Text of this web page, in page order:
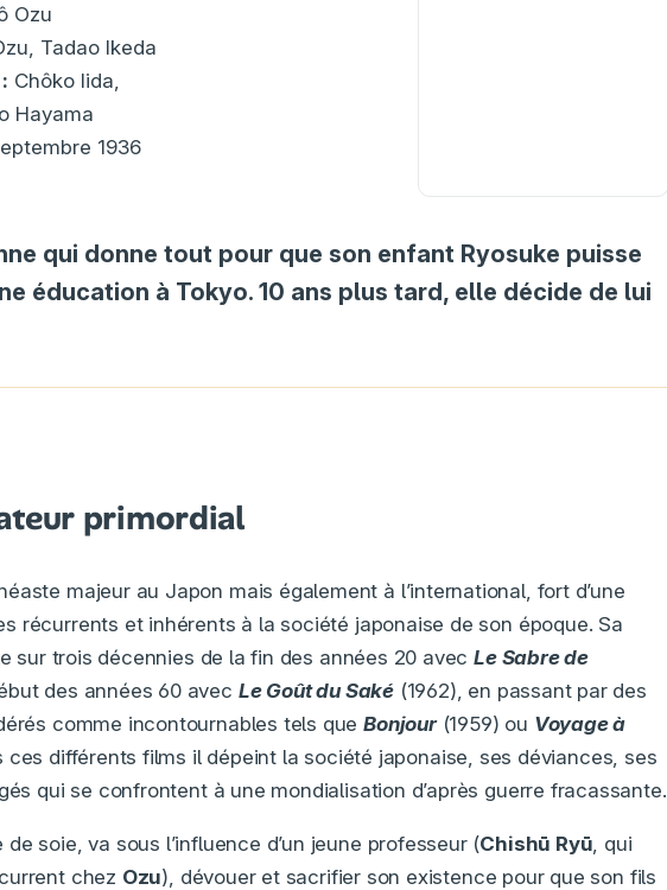
qui donne tout pour que son enfant Ryosuke puisse
éducation à Tokyo. 10 ans plus tard, elle décide de lui
primordial
majeur au Japon mais également à l’international, fort d’une
récurrents et inhérents à la société japonaise de son époque. Sa
sur trois décennies de la fin des années 20 avecLe Sabre de
des années 60 avec Le Goût du Saké(1962), en passant par des
comme incontournables tels queBonjour(1959) ou Voyage à
ces différents films il dépeint la société japonaise, ses déviances, ses
qui se confrontent à une mondialisation d’après guerre fracassante.
soie, va sous l’influence d’un jeune professeur (Chishū Ryū , qui
chez Ozu), dévouer et sacrifier son existence pour que son fils
Ozu
Tadao Ikeda
Chôko Iida,
Hayama
1936